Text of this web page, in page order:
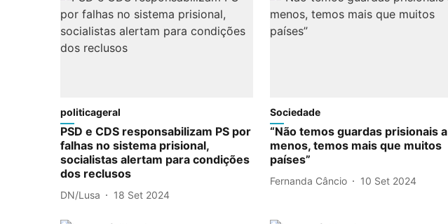
politicageral
PSD e CDS responsabilizam PS por
falhas no sistema prisional,
socialistas alertam para condições
dos reclusos
DN/Lusa 18 Set 2024
Sociedade
“Não temos guardas prisionais a
menos, temos mais que muitos
países”
Fernanda Câncio 10 Set 2024